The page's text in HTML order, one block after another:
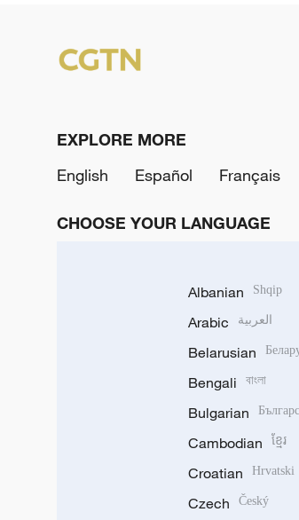
EXPLORE MORE
English
Español Français
CHOOSE YOUR LANGUAGE
Albanian Shqip
Arabic العربية
Belarusian
Bengali বাংলা
Bulgarian
Cambodian ខ្មែរ
Croatian Hrvatski
Czech Český